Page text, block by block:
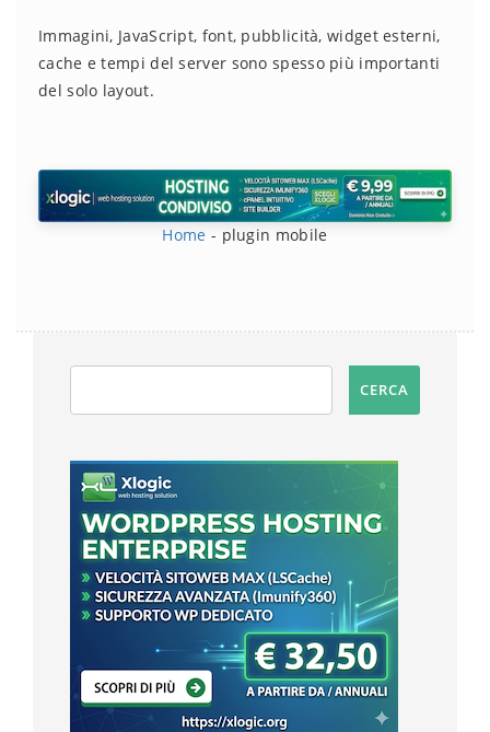
Immagini, JavaScript, font, pubblicità, widget esterni,
cache e tempi del server sono spesso più importanti
del solo layout.
Home - plugin mobile